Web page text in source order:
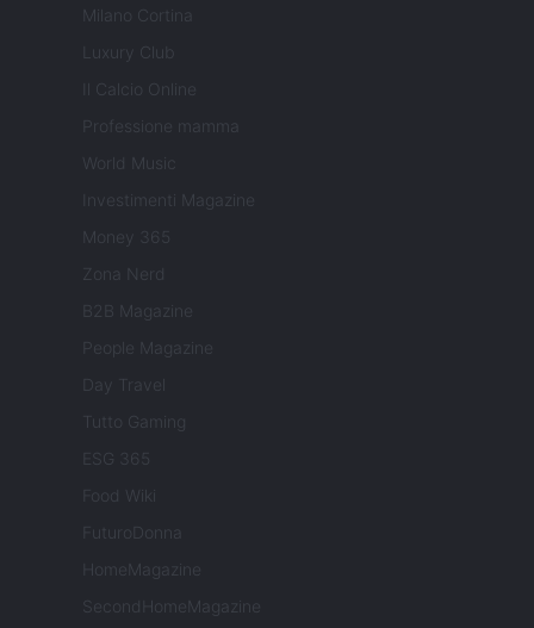
Milano Cortina
Luxury Club
Il Calcio Online
Professione mamma
World Music
Investimenti Magazine
Money 365
Zona Nerd
B2B Magazine
People Magazine
Day Travel
Tutto Gaming
ESG 365
Food Wiki
FuturoDonna
HomeMagazine
SecondHomeMagazine